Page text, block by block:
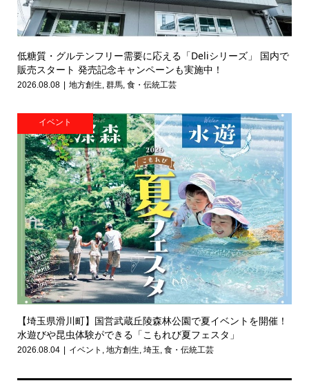
低糖質・グルテンフリー需要に応える「Deliシリーズ」 国内で
販売スタート 発売記念キャンペーンも実施中！
2026.08.08 地方創生, 群馬, 食・伝統工芸
イベント
【埼玉県滑川町】国営武蔵丘陵森林公園で夏イベントを開催！
水遊びや昆虫体験ができる「こもれび夏フェスタ」
2026.08.04 イベント , 地方創生, 埼玉, 食・伝統工芸